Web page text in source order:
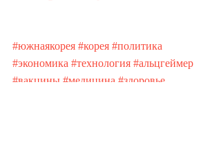
#южнаякорея #корея #политика
#экономика #технология #альцгеймер
#вакцины #медицина #здоровье